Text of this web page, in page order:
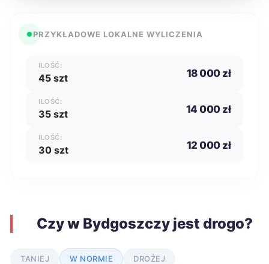
PRZYKŁADOWE LOKALNE WYLICZENIA
ILOŚĆ:
45 szt 18 000 zł
ILOŚĆ:
35 szt 14 000 zł
ILOŚĆ:
30 szt 12 000 zł
Czy w Bydgoszczy jest drogo?
TANIEJ W NORMIE DROŻEJ